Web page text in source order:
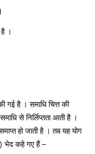
।
गई है । समाधि चित्त की
से निर्लिप्तता आती है ।
हो जाती है । तब यह योग
भेद कहे गए हैं –